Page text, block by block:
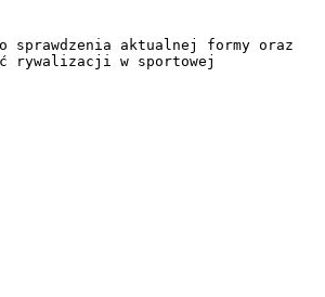
sprawdzenia aktualnej formy oraz
rywalizacji w sportowej